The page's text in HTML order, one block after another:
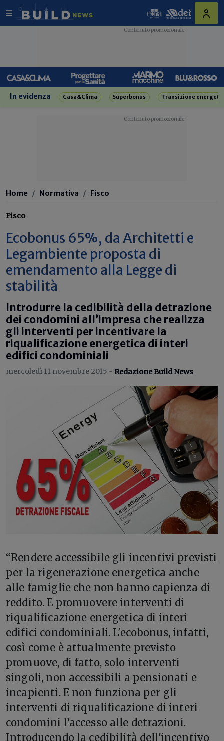
In evidenza Casa&Clima Superbonus Transizione
Home Normativa Fisco
Fisco
Ecobonus 65%, da Architetti e
Legambiente proposta di
emendamento alla Legge di
stabilità
Introdurre la cedibilità della detrazione
dei condomini all’impresa che realizza
gli interventi per incentivare la
riqualificazione energetica di interi
edifici condominiali
mercoledì 11 novembre 2015 - Redazione Build News
“Rendere accessibile gli incentivi previsti
per la rigenerazione energetica anche
alle famiglie che non hanno capienza di
reddito. E promuovere interventi di
riqualificazione energetica di interi
edifici condominiali. L'ecobonus, infatti,
così come è attualmente previsto
promuove, di fatto, solo interventi
singoli, non accessibili a pensionati e
incapienti. E non funziona per gli
interventi di riqualificazione di interi
condomini l’accesso alle detrazioni.
Introducendo la cedibilità dell'incentivo